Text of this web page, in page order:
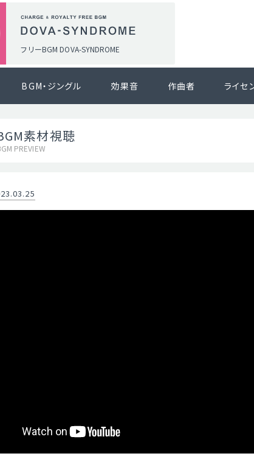
フリーBGM DOVA-SYNDROME
BGM・ジングル 効果音 作曲者 ライセ
素材視聴
PREVIEW